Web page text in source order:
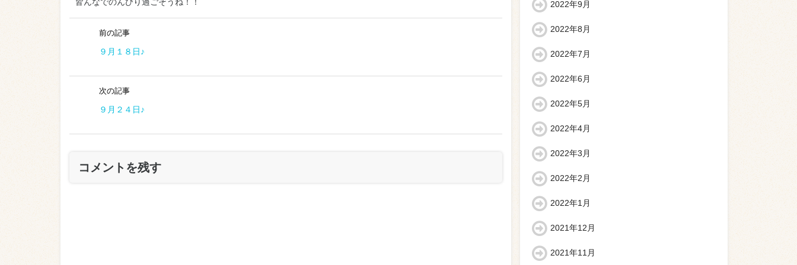
前の記事
９月１８日♪
次の記事
９月２４日♪
コメントを残す
2022年9月
2022年8月
2022年7月
2022年6月
2022年5月
2022年4月
2022年3月
2022年2月
2022年1月
2021年12月
2021年11月